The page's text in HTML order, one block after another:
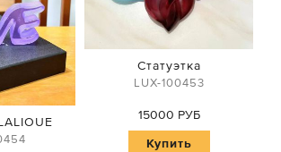
Статуэтка
LUX-100453
15000 РУБ
Купить